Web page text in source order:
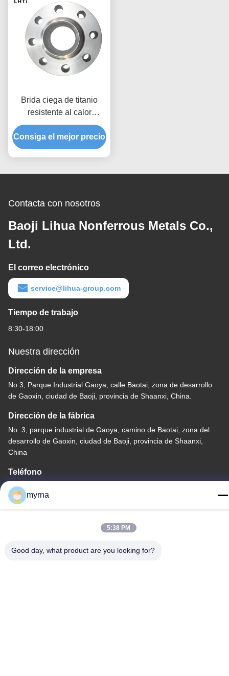
Brida ciega de titanio
resistente al calor
personalizada | Gr2 Gr5
Gr7
Consiga el mejor precio
Contacta con nosotros
Baoji Lihua Nonferrous Metals Co.,
Ltd.
El correo electrónico
service@lihua-group.com
Tiempo de trabajo
8:30-18:00
Nuestra dirección
Dirección de la empresa
No 3, Parque Industrial Gaoya, calle Baotai, zona de desarrollo
de Gaoxin, ciudad de Baoji, provincia de Shaanxi, China.
Dirección de la fábrica
No. 3, parque industrial de Gaoya, camino de Baotai, zona del
desarrollo de Gaoxin, ciudad de Baoji, provincia de Shaanxi,
China
Teléfono
86-13325372991
China buena calidad Freno de titanio Proveedor. Derecho de
myrna
5:38 PM
Good day, what product are you looking for?